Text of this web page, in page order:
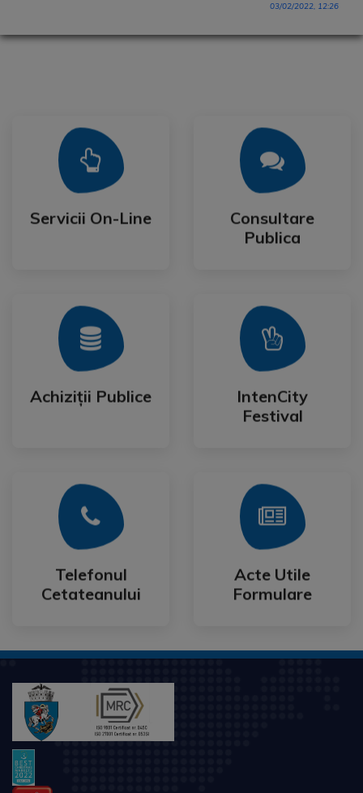
03/02/2022, 12:26
Servicii On-Line
Servicii On-Line
Mai Mult
Consultare
Publica
Consultare
Publica
Mai Mult
Achiziții Publice
Achiziții Publice
Mai Mult
IntenCity
Festival
IntenCity
Festival
Mai Mult
Telefonul
Cetateanului
Telefonul
Cetateanului
Mai Mult
Acte Utile
Formulare
Acte Utile
Formulare
Mai Mult